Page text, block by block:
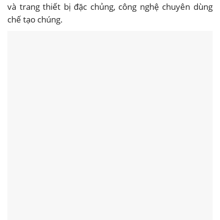
và trang thiết bị đặc chủng, công nghệ chuyên dùng
chế tạo chúng.